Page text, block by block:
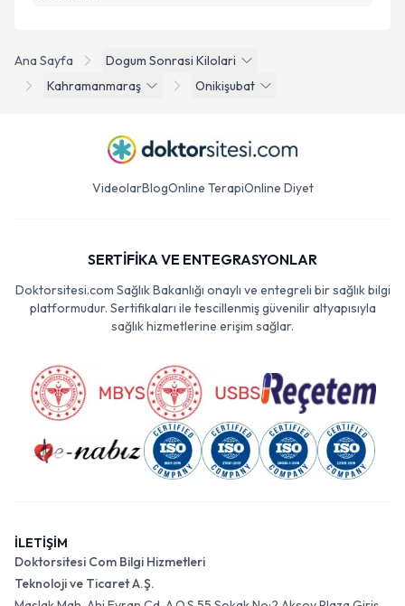
Ana Sayfa
Dogum Sonrasi Kilolari
Kahramanmaraş
Onikişubat
VideolarBlogOnline TerapiOnline Diyet
SERTİFİKA VE ENTEGRASYONLAR
Doktorsitesi.com Sağlık Bakanlığı onaylı ve entegreli bir sağlık bilgi
platformudur. Sertifikaları ile tescillenmiş güvenilir altyapısıyla
sağlık hizmetlerine erişim sağlar.
İLETİŞİM
Doktorsitesi Com Bilgi Hizmetleri
Teknoloji ve Ticaret A.Ş.